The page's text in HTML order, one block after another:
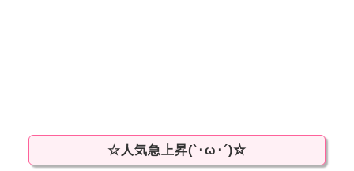
☆人気急上昇(`･ω･´)☆